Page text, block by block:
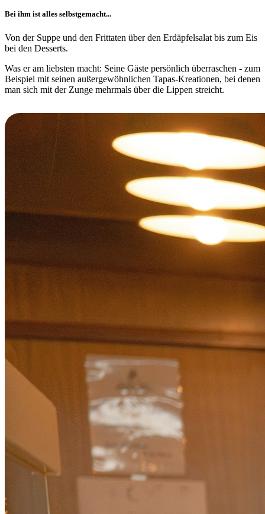
Bei ihm ist alles selbstgemacht...
Von der Suppe und den Frittaten über den Erdäpfelsalat bis zum Eis
bei den Desserts.
Was er am liebsten macht: Seine Gäste persönlich überraschen - zum
Beispiel mit seinen außergewöhnlichen Tapas-Kreationen, bei denen
man sich mit der Zunge mehrmals über die Lippen streicht.